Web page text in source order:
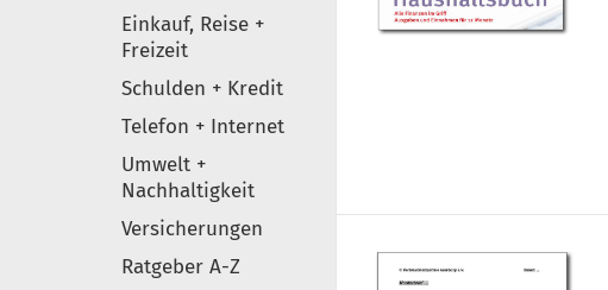
Einkauf, Reise +
Freizeit
Schulden + Kredit
Telefon + Internet
Umwelt +
Nachhaltigkeit
Versicherungen
Ratgeber A-Z